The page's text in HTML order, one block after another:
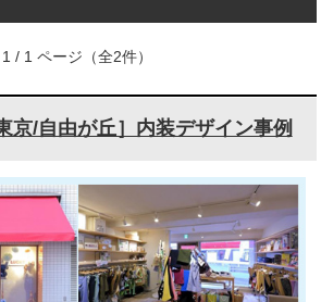
1 / 1 ページ（全2件）
京/自由が丘］内装デザイン事例